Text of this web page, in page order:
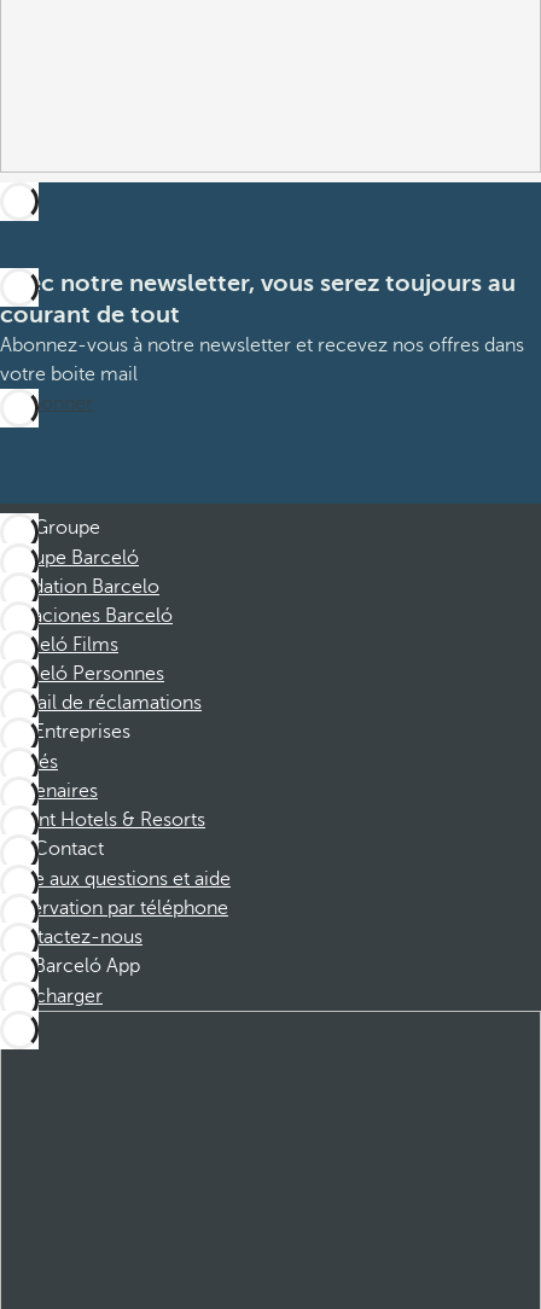
Avec notre newsletter, vous serez toujours au
courant de tout
Abonnez-vous à notre newsletter et recevez nos offres dans
votre boite mail
M’abonner
Groupe
Groupe Barceló
Fondation Barcelo
Vacaciones Barceló
Barceló Films
Barceló Personnes
Portail de réclamations
Entreprises
Affiliés
Partenaires
Dorint Hotels & Resorts
Contact
Foire aux questions et aide
Réservation par téléphone
Contactez-nous
Barceló App
Télécharger